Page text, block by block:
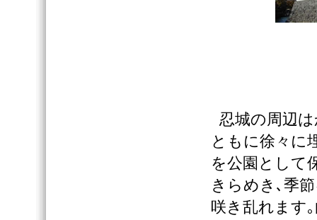
忍城の周辺
ともに徐々に
を公園として
きらめき､季
咲き乱れます